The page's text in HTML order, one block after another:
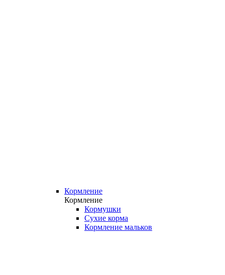
Кормление
Кормление
Кормушки
Сухие корма
Кормление мальков